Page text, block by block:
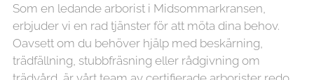
Som en ledande arborist i Midsommarkransen,
erbjuder vi en rad tjänster för att möta dina behov.
Oavsett om du behöver hjälp med beskärning,
trädfällning, stubbfräsning eller rådgivning om